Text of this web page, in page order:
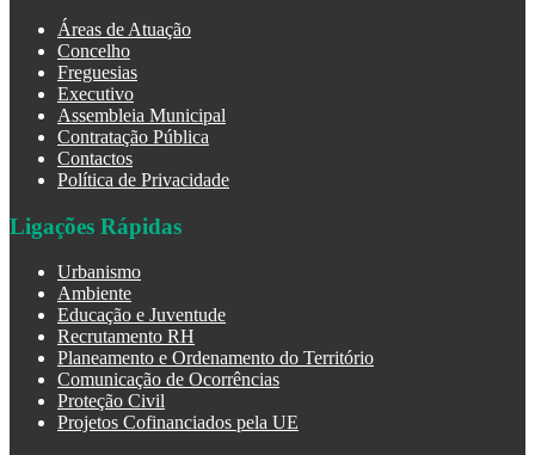
Áreas de Atuação
Concelho
Freguesias
Executivo
Assembleia Municipal
Contratação Pública
Contactos
Política de Privacidade
Ligações Rápidas
Urbanismo
Ambiente
Educação e Juventude
Recrutamento RH
Planeamento e Ordenamento do Território
Comunicação de Ocorrências
Proteção Civil
Projetos Cofinanciados pela UE